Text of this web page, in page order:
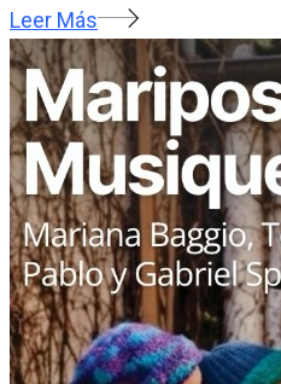
Leer Más